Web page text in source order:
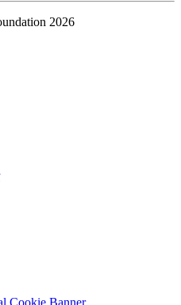
2026
Cookie Banner